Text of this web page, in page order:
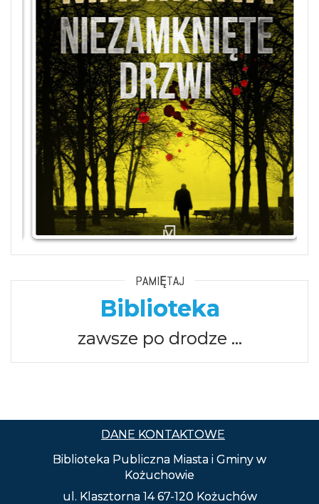
PAMIĘTAJ
Biblioteka
zawsze po drodze …
DANE KONTAKTOWE
Biblioteka Publiczna Miasta i Gminy w
Kożuchowie
ul. Klasztorna 14 67-120 Kożuchów